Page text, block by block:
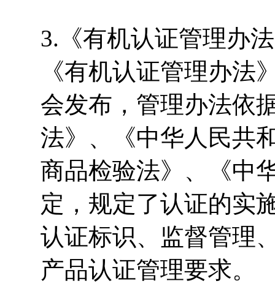
3.《有机认证管理办
《有机认证管理办法
会发布，管理办法依
法》、《中华人民共
商品检验法》、《中
定，规定了认证的实
认证标识、监督管理
产品认证管理要求。